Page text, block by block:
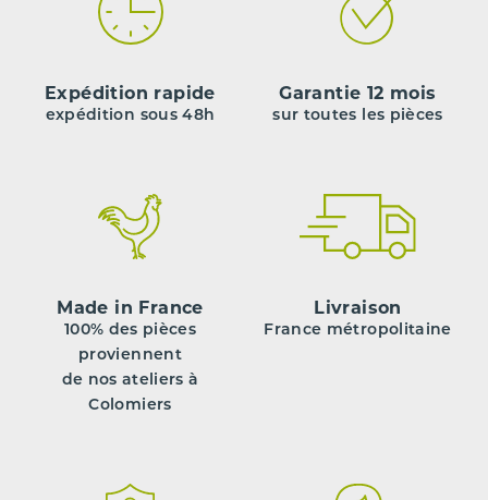
Expédition rapide
expédition sous 48h
Garantie 12 mois
sur toutes les pièces
Made in France
100% des pièces
proviennent
de nos ateliers à
Colomiers
Livraison
France métropolitaine